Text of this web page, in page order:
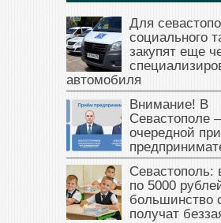
Для
социального
закупят еще
автомобиля
Внимание! В
Севастополе
очередной
Севастополь:
по 5000
большинство
получат